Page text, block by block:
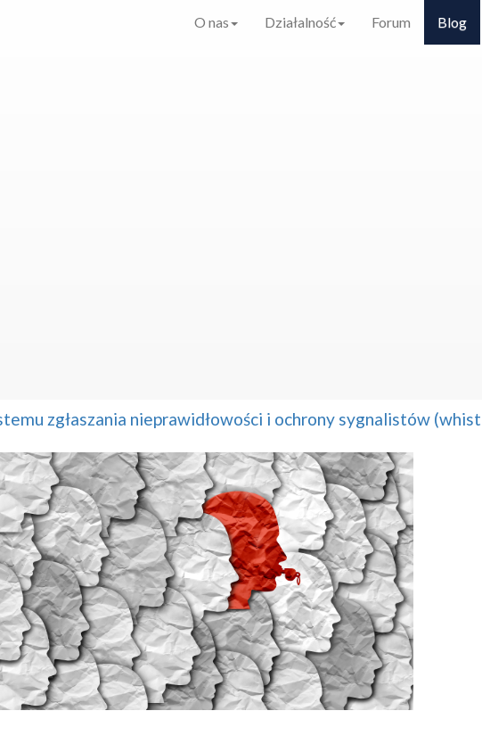
O nas Działalność Forum Blog
zgłaszania nieprawidłowości i ochrony sygnalistów